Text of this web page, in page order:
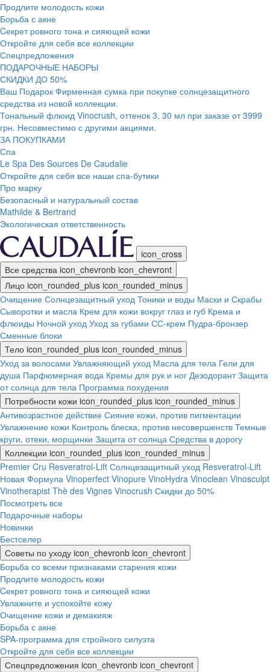
Продлите молодость кожи
Борьба с акне
Cекрет ровного тона и сияющей кожи
Откройте для себя все коллекции
Спецпредложения
ПОДАРОЧНЫЕ НАБОРЫ
СКИДКИ ДО 50%
Ваш Подарок Фирменная сумка при покупке солнцезащитного
средства из новой коллекции.
Тональный флюид Vinocrush, оттенок 3, 30 мл при заказе от 3999
грн. Несовместимо с другими акциями.
ЗА ПОКУПКАМИ
Спа
Le Spa Des Sources De Caudalie
Откройте для себя все наши спа-бутики
Про марку
Безопасный и натуральный состав
Mathilde & Bertrand
Экологическая ответственность
icon_cross
Все средства icon_chevronb icon_chevront
Лицо icon_rounded_plus icon_rounded_minus
Очищение Солнцезащитный уход Тоники и воды Маски и Скрабы
Сыворотки и масла Крем для кожи вокруг глаз и губ Крема и
флюиды Ночной уход Уход за губами СС-крем Пудра-бронзер
Сменные блоки
Тело icon_rounded_plus icon_rounded_minus
Уход за волосами Увлажняющий уход Масла для тела Гели для
душа Парфюмерная вода Кремы для рук и ног Дезодорант Защита
от солнца для тела Программа похудения
Потребности кожи icon_rounded_plus icon_rounded_minus
Антивозрастное действие Сияние кожи, против пигментации
Увлажнение кожи Контроль блеска, против несовершенств Темные
круги, отеки, морщинки Защита от солнца Средства в дорогу
Коллекции icon_rounded_plus icon_rounded_minus
Premier Cru Resveratrol-Lift Солнцезащитный уход Resveratrol-Lift
Новая Формула Vinoperfect Vinopure VinoHydra Vinoclean Vinosculpt
Vinotherapist Thè des Vignes Vinocrush Скидки до 50%
Посмотреть все
Подарочные наборы
Новинки
Бестселер
Советы по уходу icon_chevronb icon_chevront
Борьба со всеми признаками старения кожи
Продлите молодость кожи
Cекрет ровного тона и сияющей кожи
Увлажните и успокойте кожу
Очищение кожи и демакияж
Борьба с акне
SPA-программа для стройного силуэта
Откройте для себя все коллекции
Спецпредложения icon_chevronb icon_chevront